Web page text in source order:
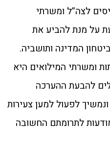
לצה”ל ומשרתי
על מנת להביע את
המדינה ותושביה.
ומשרתי המילואים היא
להבעת ההערכה
לפעול למען צעירות
לתרומתם החשובה